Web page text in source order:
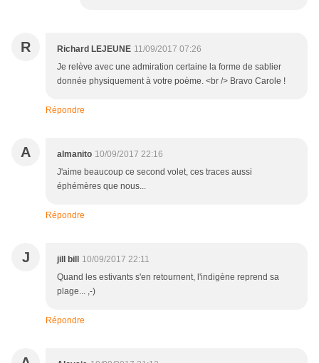
R Richard LEJEUNE 11/09/2017 07:26
Je relève avec une admiration certaine la forme de sablier
donnée physiquement à votre poème. <br /> Bravo Carole !
Répondre
A almanito 10/09/2017 22:16
J'aime beaucoup ce second volet, ces traces aussi
éphémères que nous...
Répondre
J jill bill
10/09/2017 22:11
Quand les estivants s'en retournent, l'indigène reprend sa
plage... ,-)
Répondre